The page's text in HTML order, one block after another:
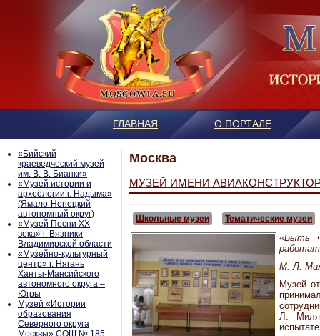
ГЛАВНАЯ О ПОРТАЛЕ
«Бийский
краеведческий музей
им. В. В. Бианки»
«Музей истории и
археологии г. Надыма»
(Ямало-Ненецкий
автономный округ)
«Музей Песни ХХ
века» г. Вязники
Владимирской области
«Музейно-культурный
центр» г. Нягань
Ханты-Мансийского
автономного округа –
Югры
Mузей «Истории
образования
Северного округа
Москвы» СОШ № 185
Москва
МУЗЕЙ ИМЕНИ
Школьные музеи Тематические музеи
«Быть
М. Л.
Музей
Л. Миля,